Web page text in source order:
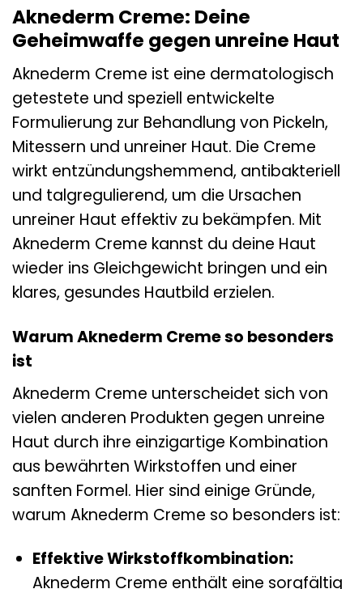
Aknederm Creme: Deine
Geheimwaffe gegen unreine Haut
Aknederm Creme ist eine dermatologisch
getestete und speziell entwickelte
Formulierung zur Behandlung von Pickeln,
Mitessern und unreiner Haut. Die Creme
wirkt entzündungshemmend, antibakteriell
und talgregulierend, um die Ursachen
unreiner Haut effektiv zu bekämpfen. Mit
Aknederm Creme kannst du deine Haut
wieder ins Gleichgewicht bringen und ein
klares, gesundes Hautbild erzielen.
Warum Aknederm Creme so besonders
ist
Aknederm Creme unterscheidet sich von
vielen anderen Produkten gegen unreine
Haut durch ihre einzigartige Kombination
aus bewährten Wirkstoffen und einer
sanften Formel. Hier sind einige Gründe,
warum Aknederm Creme so besonders ist:
Effektive Wirkstoffkombination:
Aknederm Creme enthält eine sorgfältig